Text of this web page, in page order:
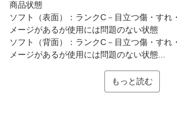
商品状態
ソフト（表面）：ランクC－目立つ傷・すれ
メージがあるが使用には問題のない状態
ソフト（背面）：ランクC－目立つ傷・すれ
メージがあるが使用には問題のない状態...
もっと読む